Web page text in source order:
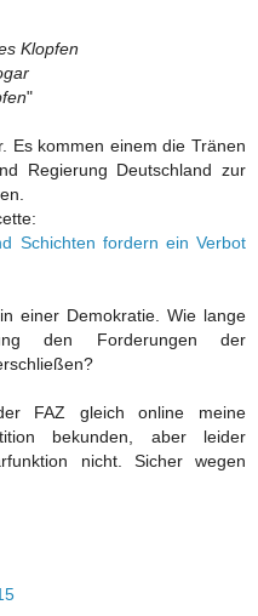
Klopfen
"
Es kommen einem die Tränen
Regierung Deutschland zur
Schichten fordern ein Verbot
einer Demokratie. Wie lange
den Forderungen der
FAZ gleich online meine
bekunden, aber leider
nicht. Sicher wegen